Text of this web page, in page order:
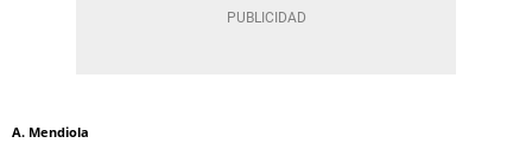
A. Mendiola